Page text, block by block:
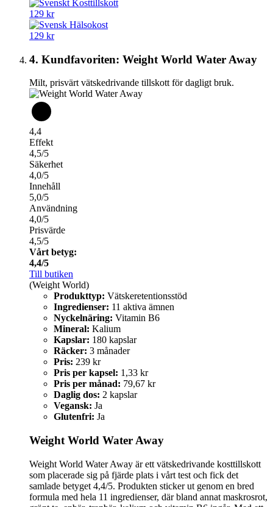
129 kr
129 kr
4. Kundfavoriten: Weight World Water Away
Milt, prisvärt vätskedrivande tillskott för dagligt bruk.
4,4
Effekt
4,5/5
Säkerhet
4,0/5
Innehåll
5,0/5
Användning
4,0/5
Prisvärde
4,5/5
Vårt betyg:
4,4/5
Till butiken
(Weight World)
Produkttyp: Vätskeretentionsstöd
Ingredienser: 11 aktiva ämnen
Nyckelnäring: Vitamin B6
Mineral: Kalium
Kapslar: 180 kapslar
Räcker: 3 månader
Pris: 239 kr
Pris per kapsel: 1,33 kr
Pris per månad: 79,67 kr
Daglig dos: 2 kapslar
Vegansk: Ja
Glutenfri: Ja
Weight World Water Away
Weight World Water Away är ett vätskedrivande kosttillskott
som placerade sig på fjärde plats i vårt test och fick det
samlade betyget 4,4/5. Produkten sticker ut genom en bred
formula med hela 11 ingredienser, där bland annat maskrosrot,